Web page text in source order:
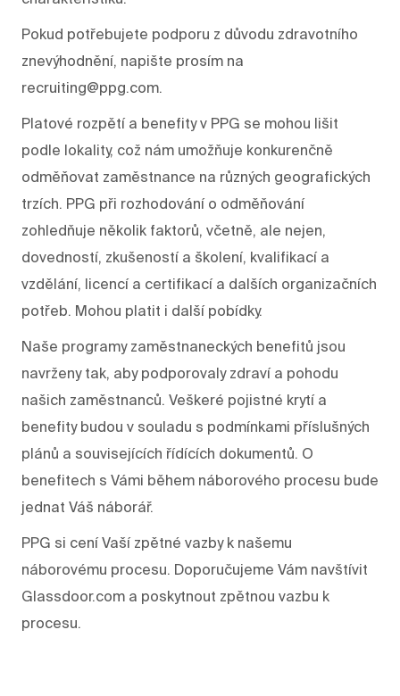
Pokud potřebujete podporu z důvodu zdravotního
znevýhodnění, napište prosím na
recruiting@ppg.com.
Platové rozpětí a benefity v PPG se mohou lišit
podle lokality, což nám umožňuje konkurenčně
odměňovat zaměstnance na různých geografických
trzích. PPG při rozhodování o odměňování
zohledňuje několik faktorů, včetně, ale nejen,
dovedností, zkušeností a školení, kvalifikací a
vzdělání, licencí a certifikací a dalších organizačních
potřeb. Mohou platit i další pobídky.
Naše programy zaměstnaneckých benefitů jsou
navrženy tak, aby podporovaly zdraví a pohodu
našich zaměstnanců. Veškeré pojistné krytí a
benefity budou v souladu s podmínkami příslušných
plánů a souvisejících řídících dokumentů. O
benefitech s Vámi během náborového procesu bude
jednat Váš náborář.
PPG si cení Vaší zpětné vazby k našemu
náborovému procesu. Doporučujeme Vám navštívit
Glassdoor.com a poskytnout zpětnou vazbu k
procesu.